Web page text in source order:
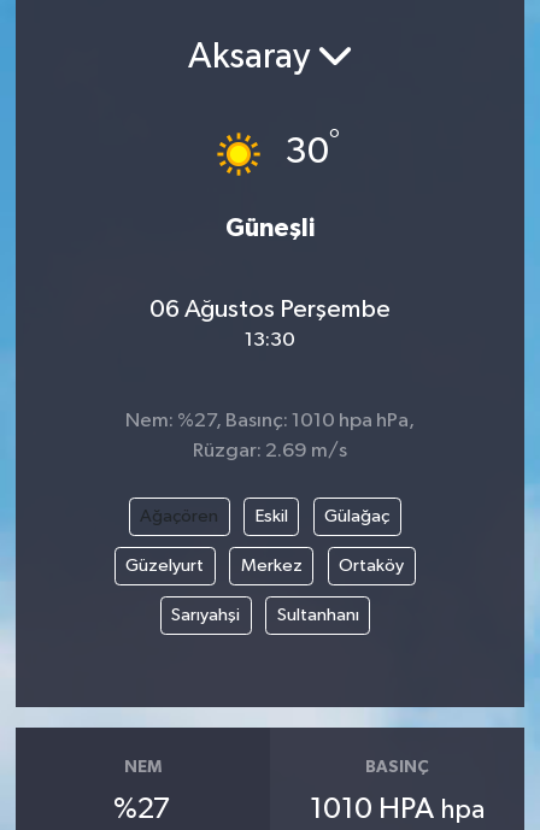
Aksaray
30°
Güneşli
06 Ağustos Perşembe
13:30
Nem: %27, Basınç: 1010 hpa hPa,
Rüzgar: 2.69 m/s
Ağaçören Eskil Gülağaç
Güzelyurt Merkez Ortaköy
Sarıyahşi Sultanhanı
NEM
%27
BASINÇ
1010 HPA hpa